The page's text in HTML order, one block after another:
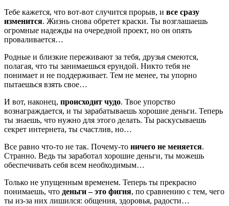
Тебе кажется, что вот-вот случится прорыв, и все сразу
изменится. Жизнь снова обретет краски. Ты возглашаешь
огромные надежды на очередной проект, но он опять
проваливается…
Родные и близкие переживают за тебя, друзья смеются,
полагая, что ты занимаешься ерундой. Никто тебя не
понимает и не поддерживает. Тем не менее, ты упорно
пытаешься взять свое…
И вот, наконец, происходит чудо. Твое упорство
вознаграждается, и ты зарабатываешь хорошие деньги. Теперь
ты знаешь, что нужно для этого делать. Ты раскусываешь
секрет интернета, ты счастлив, но…
Все равно что-то не так. Почему-то ничего не меняется.
Странно. Ведь ты заработал хорошие деньги, ты можешь
обеспечивать себя всем необходимым…
Только не упущенным временем. Теперь ты прекрасно
понимаешь, что деньги – это фигня, по сравнению с тем, чего
ты из-за них лишился: общения, здоровья, радости…